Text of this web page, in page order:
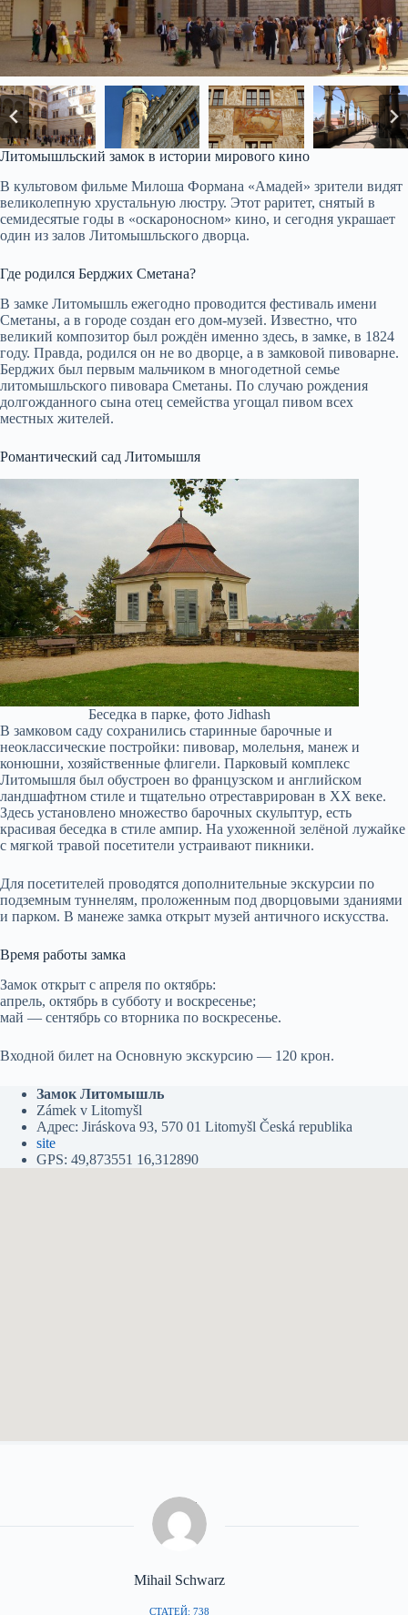
Литомышльский замок в истории мирового кино
В культовом фильме Милоша Формана «Амадей» зрители видят
великолепную хрустальную люстру. Этот раритет, снятый в
семидесятые годы в «оскароносном» кино, и сегодня украшает
один из залов Литомышльского дворца.
Где родился Берджих Сметана?
В замке Литомышль ежегодно проводится фестиваль имени
Сметаны, а в городе создан его дом-музей. Известно, что
великий композитор был рождён именно здесь, в замке, в 1824
году. Правда, родился он не во дворце, а в замковой пивоварне.
Берджих был первым мальчиком в многодетной семье
литомышльского пивовара Сметаны. По случаю рождения
долгожданного сына отец семейства угощал пивом всех
местных жителей.
Романтический сад Литомышля
Беседка в парке, фото Jidhash
В замковом саду сохранились старинные барочные и
неоклассические постройки: пивовар, молельня, манеж и
конюшни, хозяйственные флигели. Парковый комплекс
Литомышля был обустроен во французском и английском
ландшафтном стиле и тщательно отреставрирован в XX веке.
Здесь установлено множество барочных скульптур, есть
красивая беседка в стиле ампир. На ухоженной зелёной лужайке
с мягкой травой посетители устраивают пикники.
Для посетителей проводятся дополнительные экскурсии по
подземным туннелям, проложенным под дворцовыми зданиями
и парком. В манеже замка открыт музей античного искусства.
Время работы замка
Замок открыт с апреля по октябрь:
апрель, октябрь в субботу и воскресенье;
май — сентябрь со вторника по воскресенье.
Входной билет на Основную экскурсию — 120 крон.
Замок Литомышль
Zámek v Litomyšl
Адрес: Jiráskova 93, 570 01 Litomyšl Česká republika
site
GPS: 49,873551 16,312890
Mihail Schwarz
СТАТЕЙ: 738